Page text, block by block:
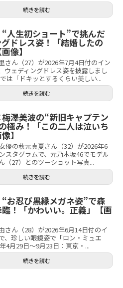
続きを読む
人生初ショート”で挑んだ
ドレス姿！「結婚したの
像】
さん（27）が2026年7月4日付のイン
ウェディングドレス姿を披露しまし
は「ドキッとするくらい美しい...
続きを読む
澤美波の“新旧キャプテン
極み！「この二人は泣いち
】
優の秋元真夏さん（32）が2026年6
スタグラムで、元乃木坂46でモデル
（27）とのツーショット写真...
続きを読む
お忍び黒縁メガネ姿”で森
！「かわいい。正義」【画
さん（28）が2026年6月14日付のイ
、珍しい眼鏡姿で「ロン・ミュエ
4月29日～9月23日：東京・...
続きを読む